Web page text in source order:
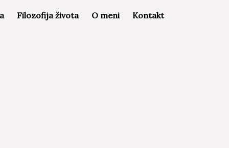
Filozofija života O meni Kontakt